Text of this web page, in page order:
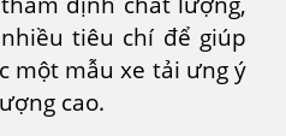
tiêu chí để giúp
một mẫu xe tải ưng ý
cao.